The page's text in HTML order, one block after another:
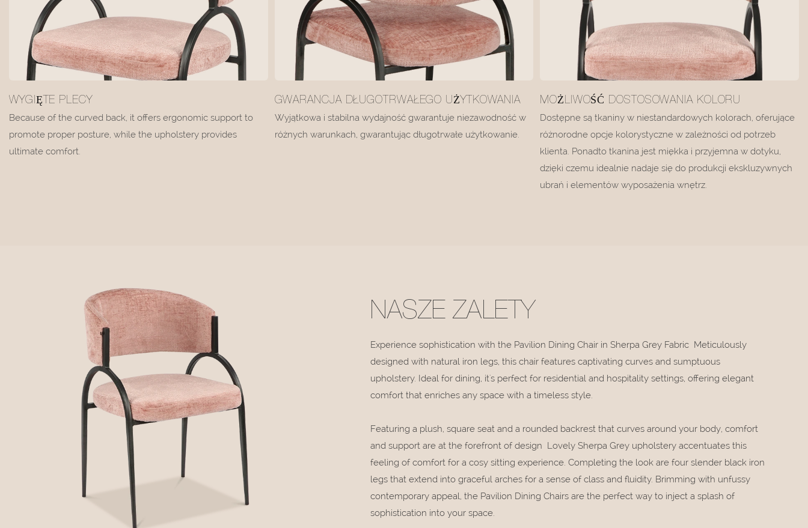
WYGIĘTE PLECY
Because of the curved back, it offers ergonomic support to
promote proper posture, while the upholstery provides
ultimate comfort.
GWARANCJA DŁUGOTRWAŁEGO UŻYTKOWANIA
Wyjątkowa i stabilna wydajność gwarantuje niezawodność w
różnych warunkach, gwarantując długotrwałe użytkowanie.
MOŻLIWOŚĆ DOSTOSOWANIA KOLORU
Dostępne są tkaniny w niestandardowych kolorach, oferujące
różnorodne opcje kolorystyczne w zależności od potrzeb
klienta. Ponadto tkanina jest miękka i przyjemna w dotyku,
dzięki czemu idealnie nadaje się do produkcji ekskluzywnych
ubrań i elementów wyposażenia wnętrz.
NASZE ZALETY
Experience sophistication with the Pavilion Dining Chair in Sherpa Grey Fabric Meticulously
designed with natural iron legs, this chair features captivating curves and sumptuous
upholstery. Ideal for dining, it's perfect for residential and hospitality settings, offering elegant
comfort that enriches any space with a timeless style.
Featuring a plush, square seat and a rounded backrest that curves around your body, comfort
and support are at the forefront of design Lovely Sherpa Grey upholstery accentuates this
feeling of comfort for a cosy sitting experience. Completing the look are four slender black iron
legs that extend into graceful arches for a sense of class and fluidity. Brimming with unfussy
contemporary appeal, the Pavilion Dining Chairs are the perfect way to inject a splash of
sophistication into your space.